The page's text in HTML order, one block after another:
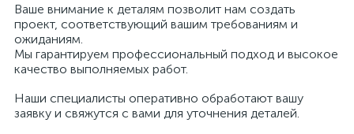
Ваше внимание к деталям позволит нам создать
проект, соответствующий вашим требованиям и
ожиданиям.
Мы гарантируем профессиональный подход и высокое
качество выполняемых работ.
Наши специалисты оперативно обработают вашу
заявку и свяжутся с вами для уточнения деталей.